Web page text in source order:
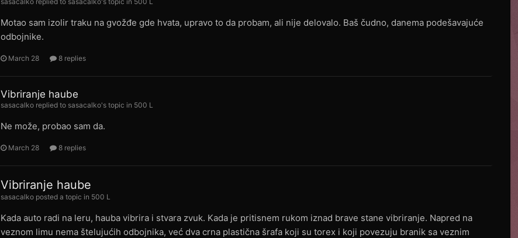
Motao sam izolir traku na gvožđe gde hvata, upravo to da probam, ali nije delovalo. Baš čudno, danema podešavajuće
odbojnike.
March 28 8 replies
Vibriranje haube
sasacalko replied to sasacalko's topic in 500 L
Ne može, probao sam da.
March 28 8 replies
Vibriranje haube
sasacalko posted a topic in 500 L
Kada auto radi na leru, hauba vibrira i stvara zvuk. Kada je pritisnem rukom iznad brave stane vibriranje. Napred na
veznom limu nema štelujućih odbojnika, već dva crna plastična šrafa koji su torex i koji povezuju branik sa veznim